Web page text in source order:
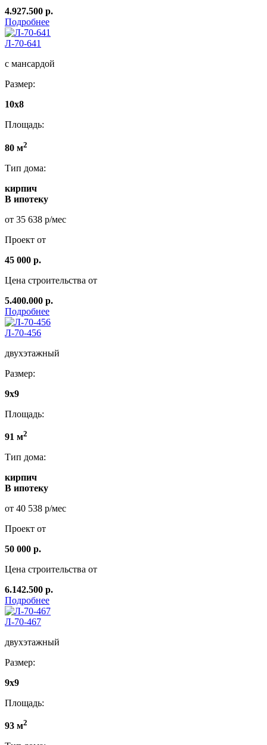
4.927.500 р.
Подробнее
Л-70-641
с мансардой
Размер:
10х8
Площадь:
80 м2
Тип дома:
кирпич
В ипотеку
от 35 638 р/мес
Проект от
45 000 р.
Цена строительства от
5.400.000 р.
Подробнее
Л-70-456
двухэтажный
Размер:
9х9
Площадь:
91 м2
Тип дома:
кирпич
В ипотеку
от 40 538 р/мес
Проект от
50 000 р.
Цена строительства от
6.142.500 р.
Подробнее
Л-70-467
двухэтажный
Размер:
9х9
Площадь:
93 м2